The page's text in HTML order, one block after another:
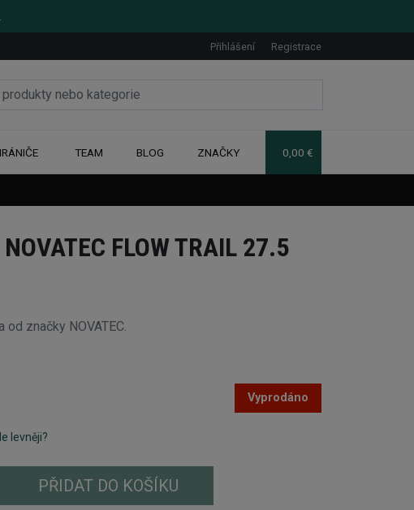
Přihlášení Registrace
TEAM BLOG ZNAČKY 0,00 €
FLOW TRAIL 27.5
od značky NOVATEC.
Vyprodáno
levněji?
PŘIDAT DO KOŠÍKU